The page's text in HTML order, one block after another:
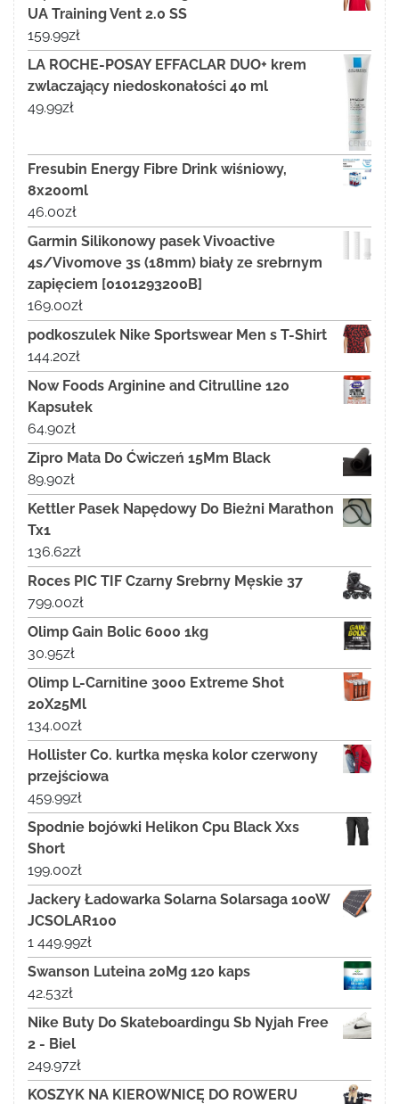
UA Training Vent 2.0 SS
159.99zł
LA ROCHE-POSAY EFFACLAR DUO+ krem
zwlaczający niedoskonałości 40 ml
49.99zł
Fresubin Energy Fibre Drink wiśniowy,
8x200ml
46.00zł
Garmin Silikonowy pasek Vivoactive
4s/Vivomove 3s (18mm) biały ze srebrnym
zapięciem [0101293200B]
169.00zł
podkoszulek Nike Sportswear Men s T-Shirt
144.20zł
Now Foods Arginine and Citrulline 120
Kapsułek
64.90zł
Zipro Mata Do Ćwiczeń 15Mm Black
89.90zł
Kettler Pasek Napędowy Do Bieżni Marathon
Tx1
136.62zł
Roces PIC TIF Czarny Srebrny Męskie 37
799.00zł
Olimp Gain Bolic 6000 1kg
30.95zł
Olimp L-Carnitine 3000 Extreme Shot
20X25Ml
134.00zł
Hollister Co. kurtka męska kolor czerwony
przejściowa
459.99zł
Spodnie bojówki Helikon Cpu Black Xxs
Short
199.00zł
Jackery Ładowarka Solarna Solarsaga 100W
JCSOLAR100
1 449.99zł
Swanson Luteina 20Mg 120 kaps
42.53zł
Nike Buty Do Skateboardingu Sb Nyjah Free
2 - Biel
249.97zł
KOSZYK NA KIEROWNICĘ DO ROWERU